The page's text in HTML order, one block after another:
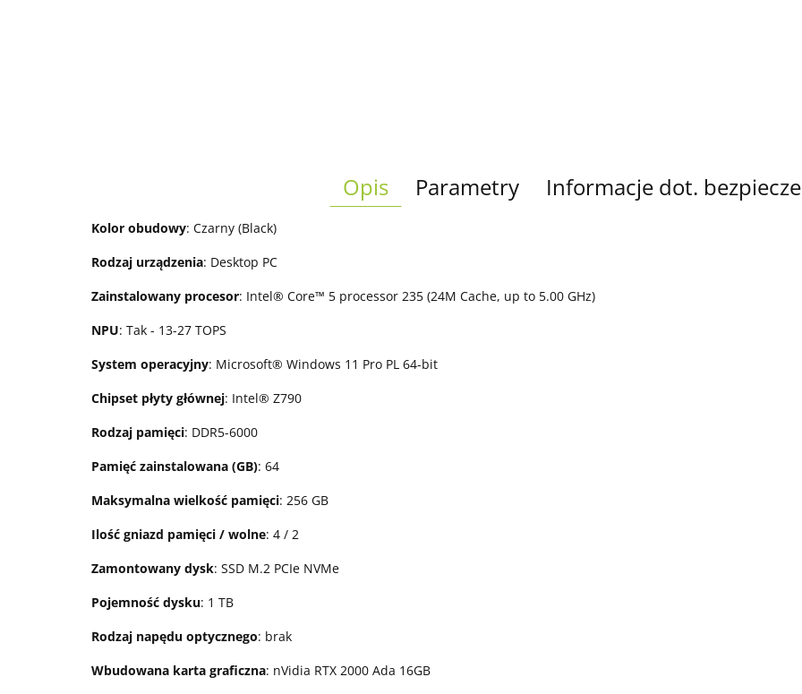
Opis Parametry Informacje dot.
Kolor obudowy: Czarny (Black)
Rodzaj urządzenia: Desktop PC
Zainstalowany procesor: Intel® Core™ 5 processor 235 (24M Cache, up to 5.00 GHz)
NPU: Tak - 13-27 TOPS
System operacyjny: Microsoft® Windows 11 Pro PL 64-bit
Chipset płyty głównej: Intel® Z790
Rodzaj pamięci: DDR5-6000
Pamięć zainstalowana (GB): 64
Maksymalna wielkość pamięci: 256 GB
Ilość gniazd pamięci / wolne: 4 / 2
Zamontowany dysk: SSD M.2 PCIe NVMe
Pojemność dysku: 1 TB
Rodzaj napędu optycznego: brak
Wbudowana karta graficzna: nVidia RTX 2000 Ada 16GB